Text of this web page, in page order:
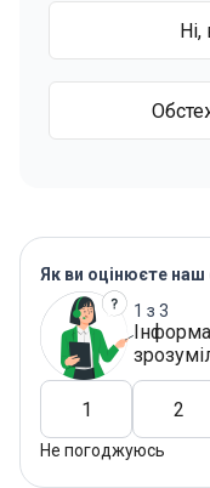
Ні,
Як ви оцінюєте наш
1 з 3
1 2
Не погоджуюсь